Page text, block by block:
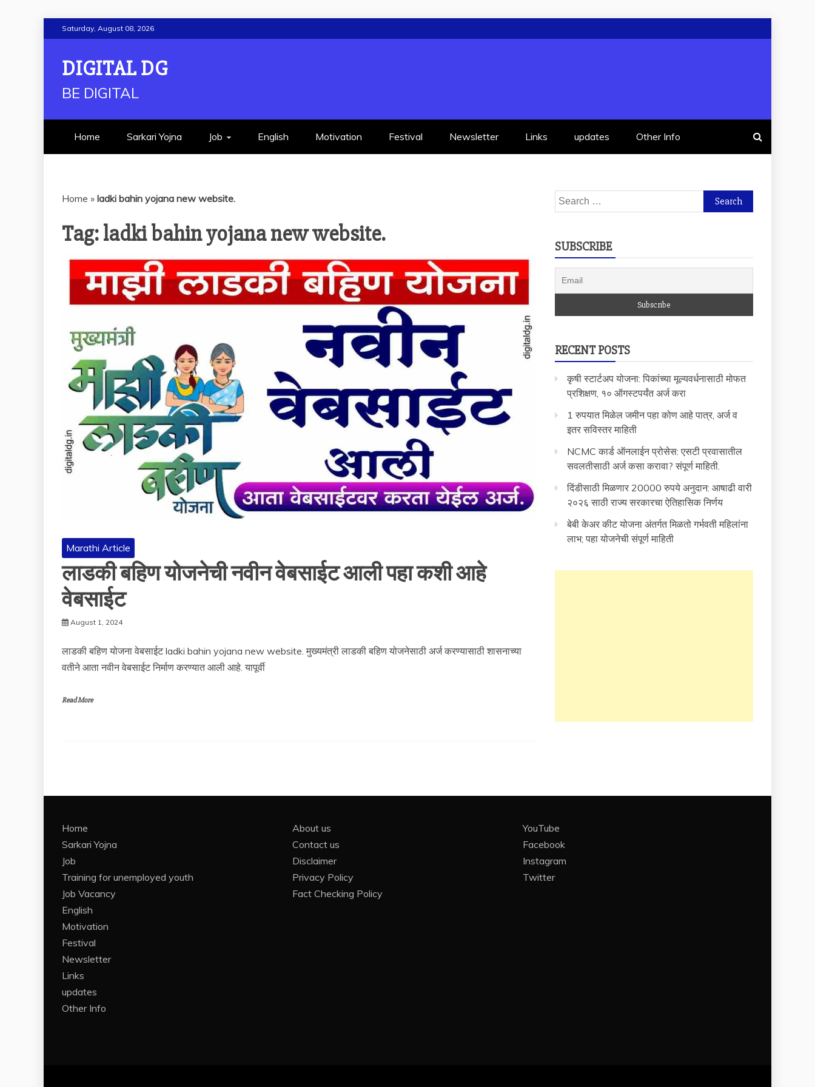
to
content
Saturday, August 08, 2026
DIGITAL DG
BE DIGITAL
Home Sarkari Yojna Job English Motivation Festival Newsletter Links updates Other Info
Home » ladki bahin yojana new website.
Tag:ladki bahin yojana new website.
Marathi Article
लाडकी बहिण योजनेची नवीन वेबसाईट आली पहा कशी आहे
वेबसाईट
August 1, 2024
लाडकी बहिण योजना वेबसाईट ladki bahin yojana new website. मुख्यमंत्री लाडकी बहिण योजनेसाठी अर्ज करण्यासाठी शासनाच्या
वतीने आता नवीन वेबसाईट निर्माण करण्यात आली आहे. यापूर्वी
Read More
Search
for:
SUBSCRIBE
RECENT POSTS
कृषी स्टार्टअप योजना: पिकांच्या मूल्यवर्धनासाठी मोफत
प्रशिक्षण, १० ऑगस्टपर्यंत अर्ज करा
1 रुपयात मिळेल जमीन पहा कोण आहे पात्र, अर्ज व
इतर सविस्तर माहिती
NCMC कार्ड ऑनलाईन प्रोसेस: एसटी प्रवासातील
सवलतीसाठी अर्ज कसा करावा? संपूर्ण माहिती.
दिंडीसाठी मिळणार 20000 रुपये अनुदान: आषाढी वारी
२०२६ साठी राज्य सरकारचा ऐतिहासिक निर्णय
बेबी केअर कीट योजना अंतर्गत मिळतो गर्भवती महिलांना
लाभ; पहा योजनेची संपूर्ण माहिती
Home
Sarkari Yojna
Job
Training for unemployed youth
Job Vacancy
English
Motivation
Festival
Newsletter
Links
updates
Other Info
About us
Contact us
Disclaimer
Privacy Policy
Fact Checking Policy
YouTube
Facebook
Instagram
Twitter